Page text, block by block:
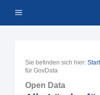
Inhalt Menü
Sie befinden sich hier:
für GovData
Open Data